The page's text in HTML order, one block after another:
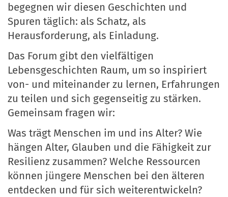
begegnen wir diesen Geschichten und
Spuren täglich: als Schatz, als
Herausforderung, als Einladung.
Das Forum gibt den vielfältigen
Lebensgeschichten Raum, um so inspiriert
von- und miteinander zu lernen, Erfahrungen
zu teilen und sich gegenseitig zu stärken.
Gemeinsam fragen wir:
Was trägt Menschen im und ins Alter? Wie
hängen Alter, Glauben und die Fähigkeit zur
Resilienz zusammen? Welche Ressourcen
können jüngere Menschen bei den älteren
entdecken und für sich weiterentwickeln?